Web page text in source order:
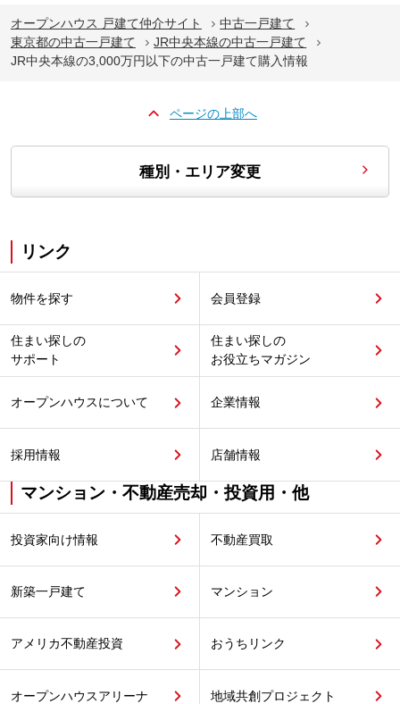
オープンハウス 戸建て仲介サイト
中古一戸建て
東京都の中古一戸建て
JR中央本線の中古一戸建て
JR中央本線の3,000万円以下の中古一戸建て購入情報
ページの上部へ
種別・エリア変更
リンク
物件を探す 会員登録
住まい探しの
サポート
住まい探しの
お役立ちマガジン
オープンハウスについて 企業情報
採用情報 店舗情報
マンション・不動産売却・投資用・他
投資家向け情報 不動産買取
新築一戸建て マンション
アメリカ不動産投資 おうちリンク
オープンハウスアリーナ 地域共創プロジェクト